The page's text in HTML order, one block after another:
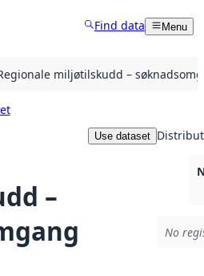
Find data Menu
miljøtilskudd –
–
Use dataset
No